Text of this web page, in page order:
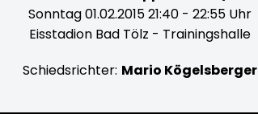
Sonntag 01.02.2015 21:40 - 22:55 Uhr
Eisstadion Bad Tölz - Trainingshalle
Schiedsrichter: Mario Kögelsberger